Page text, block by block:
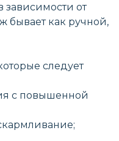
зависимости от
бывает как ручной,
следует
с повышенной